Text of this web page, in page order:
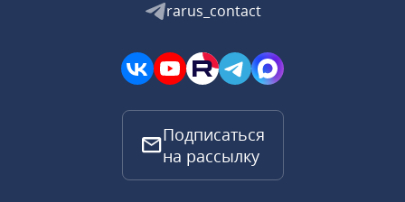
rarus_contact
Подписаться
на рассылку